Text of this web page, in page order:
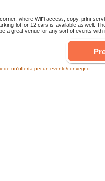
where WiFi access, copy, print
lot for 12 cars is available as well.
a great venue for any sort of events with
un'offerta per un evento/convegno